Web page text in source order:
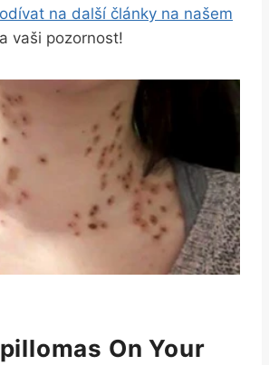
na další články⁢ na našem
vaši pozornost!‍
On Your